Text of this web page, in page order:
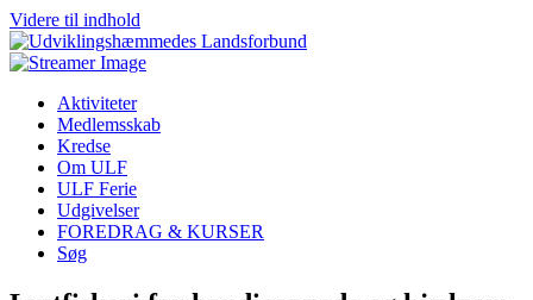
Videre til indhold
Aktiviteter
Medlemsskab
Kredse
Om ULF
ULF Ferie
Udgivelser
FOREDRAG & KURSER
Søg